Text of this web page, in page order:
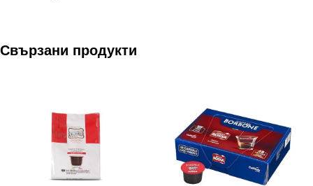
Свързани продукти